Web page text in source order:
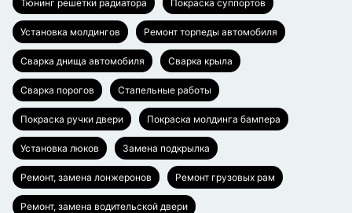
Тюнинг решетки радиатора Покраска суппортов
Установка молдингов Ремонт торпеды автомобиля
Сварка днища автомобиля Сварка крыла
Сварка порогов Стапельные работы
Покраска ручки двери Покраска молдинга бампера
Установка люков Замена подкрылка
Ремонт, замена лонжеронов Ремонт грузовых рам
Ремонт, замена водительской двери